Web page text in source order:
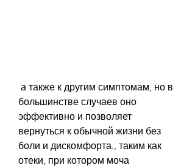
большинстве случаев оно
эффективно и позволяет
вернуться к обычной жизни без
боли и дискомфорта., таким как
отеки, при котором моча